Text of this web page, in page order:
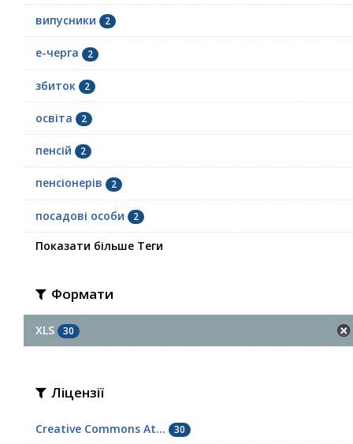
випусники 2
е-черга 2
збиток 2
освіта 2
пенсій 2
пенсіонерів 2
посадові особи 2
Показати більше Теги
Формати
XLS 30
Ліцензії
Creative Commons At... 30